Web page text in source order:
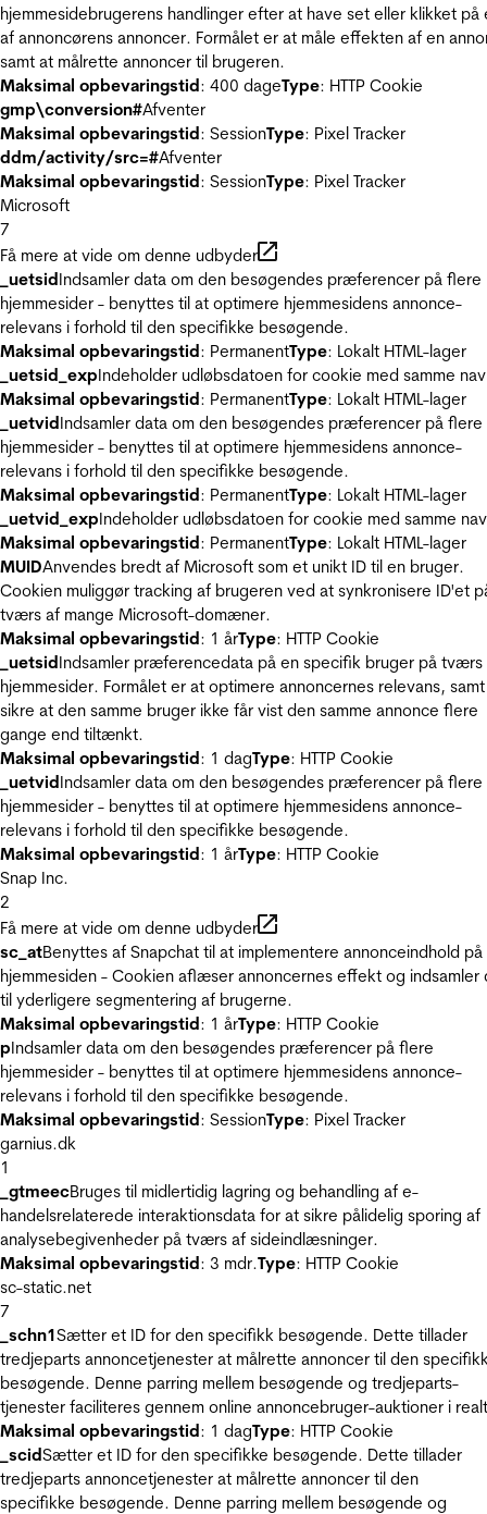
hjemmesidebrugerens handlinger efter at have set eller klikket på
af annoncørens annoncer. Formålet er at måle effekten af en
samt at målrette annoncer til brugeren.
Maksimal opbevaringstid: 400 dageType: HTTP Cookie
gmp\conversion#Afventer
Maksimal opbevaringstid: SessionType: Pixel Tracker
ddm/activity/src=#Afventer
Maksimal opbevaringstid: SessionType: Pixel Tracker
Microsoft
7
Få mere at vide om denne udbyder
_uetsidIndsamler data om den besøgendes præferencer på flere
hjemmesider - benyttes til at optimere hjemmesidens annonce-
relevans i forhold til den specifikke besøgende.
Maksimal opbevaringstid: PermanentType: Lokalt HTML-lager
_uetsid_expIndeholder udløbsdatoen for cookie med samme
Maksimal opbevaringstid: PermanentType: Lokalt HTML-lager
_uetvidIndsamler data om den besøgendes præferencer på flere
hjemmesider - benyttes til at optimere hjemmesidens annonce-
relevans i forhold til den specifikke besøgende.
Maksimal opbevaringstid: PermanentType: Lokalt HTML-lager
_uetvid_expIndeholder udløbsdatoen for cookie med samme
Maksimal opbevaringstid: PermanentType: Lokalt HTML-lager
MUIDAnvendes bredt af Microsoft som et unikt ID til en bruger.
Cookien muliggør tracking af brugeren ved at synkronisere ID'et
tværs af mange Microsoft-domæner.
Maksimal opbevaringstid: 1 årType: HTTP Cookie
_uetsidIndsamler præferencedata på en specifik bruger på tværs
hjemmesider. Formålet er at optimere annoncernes relevans, samt
sikre at den samme bruger ikke får vist den samme annonce flere
gange end tiltænkt.
Maksimal opbevaringstid: 1 dagType: HTTP Cookie
_uetvidIndsamler data om den besøgendes præferencer på flere
hjemmesider - benyttes til at optimere hjemmesidens annonce-
relevans i forhold til den specifikke besøgende.
Maksimal opbevaringstid: 1 årType: HTTP Cookie
Snap Inc.
2
Få mere at vide om denne udbyder
sc_atBenyttes af Snapchat til at implementere annonceindhold på
hjemmesiden - Cookien aflæser annoncernes effekt og indsamler
til yderligere segmentering af brugerne.
Maksimal opbevaringstid: 1 årType: HTTP Cookie
pIndsamler data om den besøgendes præferencer på flere
hjemmesider - benyttes til at optimere hjemmesidens annonce-
relevans i forhold til den specifikke besøgende.
Maksimal opbevaringstid: SessionType: Pixel Tracker
garnius.dk
1
_gtmeecBruges til midlertidig lagring og behandling af e-
handelsrelaterede interaktionsdata for at sikre pålidelig sporing af
analysebegivenheder på tværs af sideindlæsninger.
Maksimal opbevaringstid: 3 mdr.Type: HTTP Cookie
sc-static.net
7
_schn1Sætter et ID for den specifikk besøgende. Dette tillader
tredjeparts annoncetjenester at målrette annoncer til den
besøgende. Denne parring mellem besøgende og tredjeparts-
tjenester faciliteres gennem online annoncebruger-auktioner i
Maksimal opbevaringstid: 1 dagType: HTTP Cookie
_scidSætter et ID for den specifikke besøgende. Dette tillader
tredjeparts annoncetjenester at målrette annoncer til den
specifikke besøgende. Denne parring mellem besøgende og